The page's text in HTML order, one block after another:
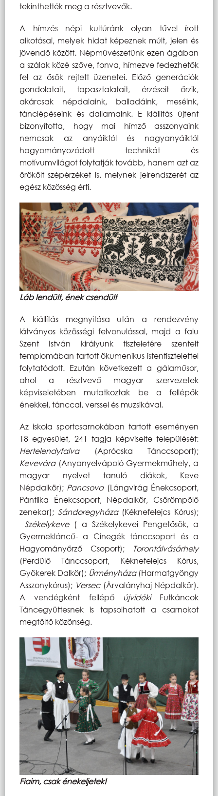
tekinthették meg a résztvevők.
A hímzés népi kultúránk olyan tűvel írott
alkotásai, melyek hidat képeznek múlt, jelen és
jövendő között. Népművészetünk ezen ágában
a szálak közé szőve, fonva, hímezve fedezhetők
fel az ősök rejtett üzenetei. Előző generációk
gondolatait, tapasztalatait, érzéseit őrzik,
akárcsak népdalaink, balladáink, meséink,
tánclépéseink és dallamaink. E kiállítás újfent
bizonyította, hogy mai hímző asszonyaink
nemcsak az anyáiktól és nagyanyáiktól
hagyományozódott technikát és
motívumvilágot folytatják tovább, hanem azt az
örökölt szépérzéket is, melynek jelrendszerét az
egész közösség érti.
Láb lendült, ének csendült
A kiállítás megnyitása után a rendezvény
látványos közösségi felvonulással, majd a falu
Szent István királyunk tiszteletére szentelt
templomában tartott ökumenikus istentisztelettel
folytatódott. Ezután következett a gálaműsor,
ahol a résztvevő magyar szervezetek
képviseletében mutatkoztak be a fellépők
énekkel, tánccal, verssel és muzsikával.
Az iskola sportcsarnokában tartott eseményen
18 egyesület, 241 tagja képviselte települését:
Hertelendyfalva(Aprócska Tánccsoport);
Kevevára(Anyanyelvápoló Gyermekműhely, a
magyar nyelvet tanuló diákok, Keve
Népdalkör); Pancsova(Lángvirág Énekcsoport,
Pántlika Énekcsoport, Népdalkör, Csörömpölő
zenekar); Sándoregyháza(Kéknefelejcs Kórus);
Székelykeve( a Székelykevei Pengetősök, a
Gyermekláncű- a Cinegék tánccsoport és a
Hagyományőrző Csoport);
Torontálvásárhely
(Perdülő Tánccsoport, Kéknefelejcs Kórus,
Gyökerek Dalkör); Ürményháza(Harmatgyöngy
Asszonykórus); Versec(Árvalányhaj Népdalkör).
A vendégként fellépő
újvidékiFutkáncok
Táncegyüttesnek is tapsolhatott a csarnokot
megtöltő közönség.
Fiaim, csak énekeljetek!